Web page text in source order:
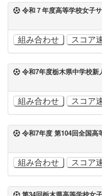
令和７年度高等学校女子
組み合わせ スコア
令和7年度栃木県中学校
組み合わせ スコア
令和7年度 第104回全国
組み合わせ スコア
第34回栃木県高等学校女